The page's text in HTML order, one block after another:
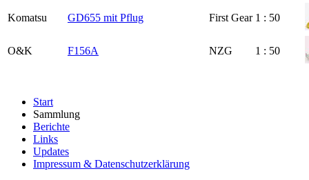
Komatsu GD655 mit Pflug First Gear 1 : 50
O&K F156A NZG 1 : 50
Start
Sammlung
Berichte
Links
Updates
Impressum & Datenschutzerklärung